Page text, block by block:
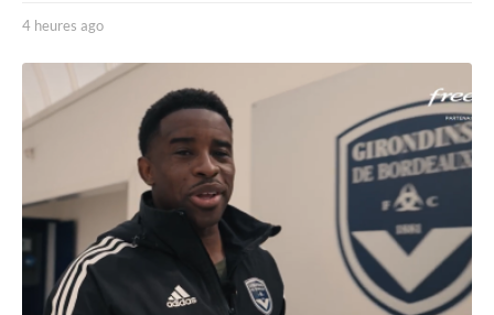
4 heures ago
e
u
g